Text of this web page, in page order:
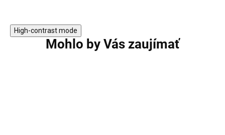
High-contrast mode
Mohlo by Vás zaujímať